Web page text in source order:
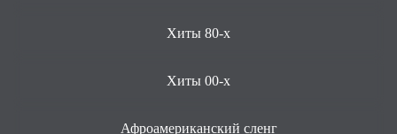
Хиты 80-х
Хиты 00-х
Афроамериканский сленг